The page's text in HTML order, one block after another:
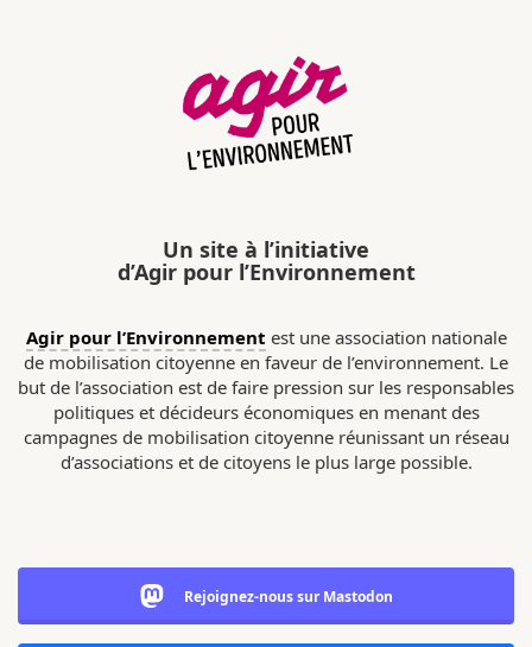
Un site à l’initiative
d’Agir pour l’Environnement
Agir pour l’Environnement est une association nationale
de mobilisation citoyenne en faveur de l’environnement. Le
but de l’association est de faire pression sur les responsables
politiques et décideurs économiques en menant des
campagnes de mobilisation citoyenne réunissant un réseau
d’associations et de citoyens le plus large possible.
Rejoignez-nous sur Mastodon